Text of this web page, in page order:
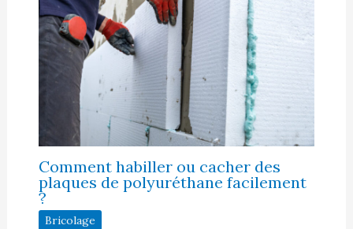
Comment habiller ou cacher des
plaques de polyuréthane facilement
?
Bricolage